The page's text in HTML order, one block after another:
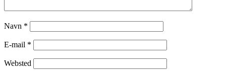
Navn *
E-mail *
Websted